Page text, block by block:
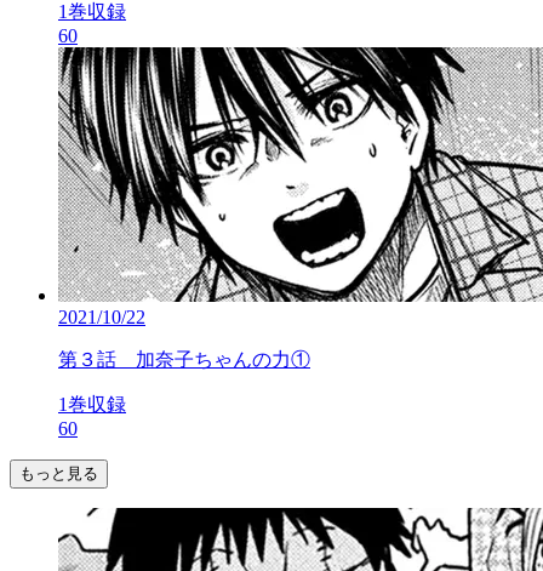
1巻収録
60
2021/10/22
第３話 加奈子ちゃんの力①
1巻収録
60
もっと見る